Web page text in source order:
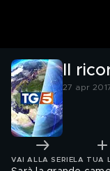
Il
27 apr
VAI ALLA SERIE LA TUA